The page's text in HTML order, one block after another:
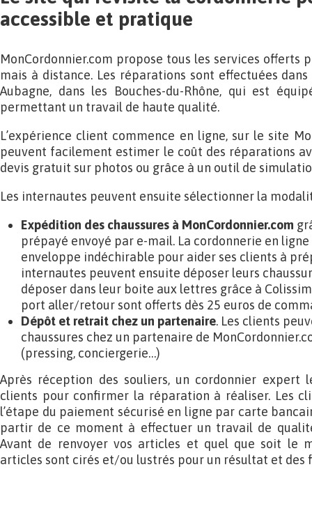
accessible et pratique
MonCordonnier.com propose tous les services offerts
mais à distance. Les réparations sont effectuées
Aubagne, dans les Bouches-du-Rhône, qui est
permettant un travail de haute qualité.
L’expérience client commence en ligne, sur le site
peuvent facilement estimer le coût des réparations
devis gratuit sur photos ou grâce à un outil de
Les internautes peuvent ensuite sélectionner la
Expédition des chaussures à MonCordonnier.com
prépayé envoyé par e-mail. La cordonnerie en
enveloppe indéchirable pour aider ses clients à
internautes peuvent ensuite déposer leurs
déposer dans leur boite aux lettres grâce à
port aller/retour sont offerts dès 25 euros de
Dépôt et retrait chez un partenaire. Les clients
chaussures chez un partenaire de
(pressing, conciergerie…)
Après réception des souliers, un cordonnier expert
clients pour confirmer la réparation à réaliser. Les
l’étape du paiement sécurisé en ligne par carte
partir de ce moment à effectuer un travail de
Avant de renvoyer vos articles et quel que soit le
articles sont cirés et/ou lustrés pour un résultat et des